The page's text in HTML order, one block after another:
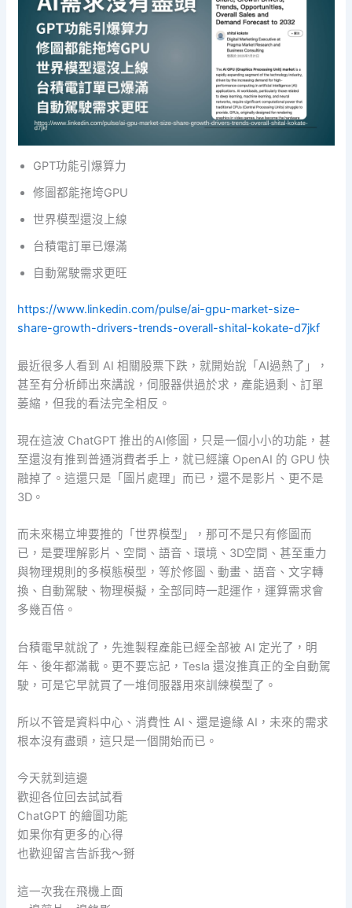
GPT功能引爆算力
修圖都能拖垮GPU
世界模型還沒上線
台積電訂單已爆滿
自動駕駛需求更旺
https://www.linkedin.com/pulse/ai-gpu-market-size-
share-growth-drivers-trends-overall-shital-kokate-d7jkf
最近很多人看到 AI 相關股票下跌，就開始說「AI過熱了」，
甚至有分析師出來講說，伺服器供過於求，產能過剩、訂單
萎縮，但我的看法完全相反。
現在這波 ChatGPT 推出的AI修圖，只是一個小小的功能，甚
至還沒有推到普通消費者手上，就已經讓 OpenAI 的 GPU 快
融掉了。這還只是「圖片處理」而已，還不是影片、更不是
3D。
而未來楊立坤要推的「世界模型」，那可不是只有修圖而
已，是要理解影片、空間、語音、環境、3D空間、甚至重力
與物理規則的多模態模型，等於修圖、動畫、語音、文字轉
換、自動駕駛、物理模擬，全部同時一起運作，運算需求會
多幾百倍。
台積電早就說了，先進製程產能已經全部被 AI 定光了，明
年、後年都滿載。更不要忘記，Tesla 還沒推真正的全自動駕
駛，可是它早就買了一堆伺服器用來訓練模型了。
所以不管是資料中心、消費性 AI、還是邊緣 AI，未來的需求
根本沒有盡頭，這只是一個開始而已。
今天就到這邊
歡迎各位回去試試看
ChatGPT 的繪圖功能
如果你有更多的心得
也歡迎留言告訴我～掰
這一次我在飛機上面